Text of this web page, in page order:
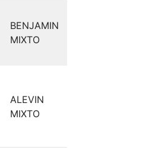
BENJAMIN
MIXTO
ALEVIN
MIXTO